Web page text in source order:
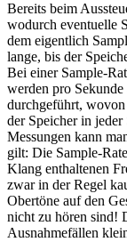
Bereits beim
wodurch eventuelle
dem eigentlich
lange, bis der
Bei einer Sample-
werden pro
durchgeführt,
der Speicher in
Messungen kann
gilt: Die Sample-
Klang enthaltenen
zwar in der Regel
Obertöne auf den
nicht zu hören sind!
Ausnahmefällen